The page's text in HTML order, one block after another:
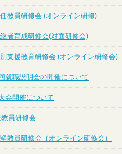
教員研修会 (オンライン研修)
者育成研修会(対面研修会)
支援教育研修会 (オンライン研修会)
就職説明会の開催について
会開催について
員研修会
教員研修会（オンライン研修会）